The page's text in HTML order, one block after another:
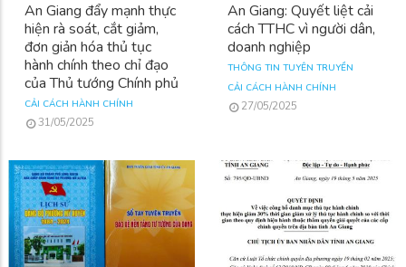
An Giang đẩy mạnh thực
hiện rà soát, cắt giảm,
đơn giản hóa thủ tục
hành chính theo chỉ đạo
của Thủ tướng Chính phủ
CẢI CÁCH HÀNH CHÍNH
31/05/2025
An Giang: Quyết liệt cải
cách TTHC vì người dân,
doanh nghiệp
THÔNG TIN TUYÊN TRUYỀN
CẢI CÁCH HÀNH CHÍNH
27/05/2025